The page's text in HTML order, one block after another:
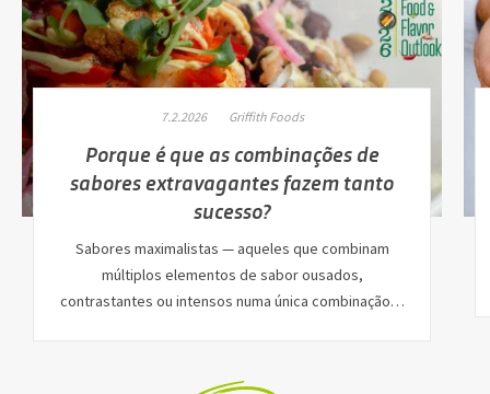
7.2.2026 Griffith Foods
Porque é que as combinações de
sabores extravagantes fazem tanto
sucesso?
Sabores maximalistas — aqueles que combinam
múltiplos elementos de sabor ousados,
contrastantes ou intensos numa única combinação…